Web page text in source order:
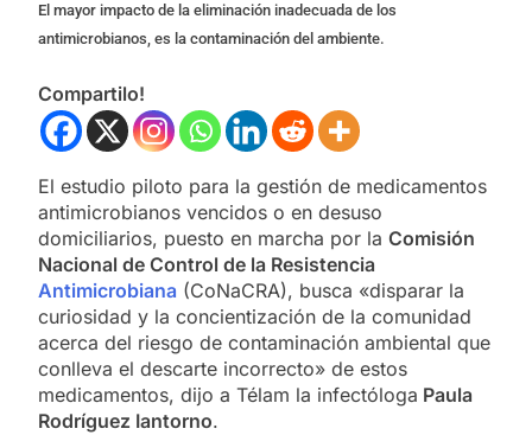
El mayor impacto de la eliminación inadecuada de los
antimicrobianos, es la contaminación del ambiente.
Compartilo!
El estudio piloto para la gestión de medicamentos
antimicrobianos vencidos o en desuso
domiciliarios, puesto en marcha por la Comisión
Nacional de Control de la Resistencia
Antimicrobiana (CoNaCRA), busca «disparar la
curiosidad y la concientización de la comunidad
acerca del riesgo de contaminación ambiental que
conlleva el descarte incorrecto» de estos
medicamentos, dijo a Télam la infectóloga Paula
Rodríguez Iantorno.